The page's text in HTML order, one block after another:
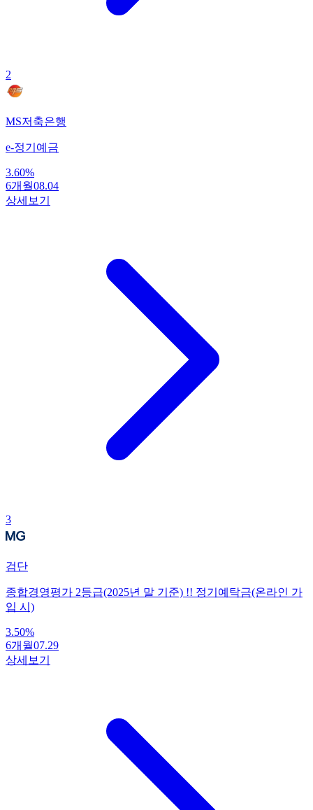
2
MS저축은행
e-정기예금
3.60%
6개월08.04
상세보기
3
검단
종합경영평가 2등급(2025년 말 기준) !! 정기예탁금(온라인 가
입 시)
3.50%
6개월07.29
상세보기